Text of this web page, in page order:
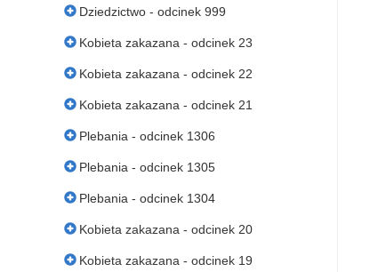
Dziedzictwo - odcinek 999
Kobieta zakazana - odcinek 23
Kobieta zakazana - odcinek 22
Kobieta zakazana - odcinek 21
Plebania - odcinek 1306
Plebania - odcinek 1305
Plebania - odcinek 1304
Kobieta zakazana - odcinek 20
Kobieta zakazana - odcinek 19